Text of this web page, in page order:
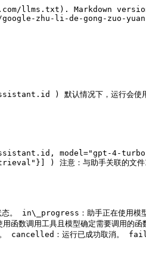
llms.txt). Markdown
zhu-li-de-gong-zuo-
默认情况下，运行会使用助手
model="gpt-4-
与助手关联的文件ID
。 in\_progress：助手正在使用模
数调用工具且模型确定需要调用的
cancelled：运行已成功取消。